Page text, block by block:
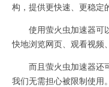
构，提供更快速、更稳定
使用萤火虫加速器可
快地浏览网页、观看视频
而且萤火虫加速器还
我们无需担心被限制使用。